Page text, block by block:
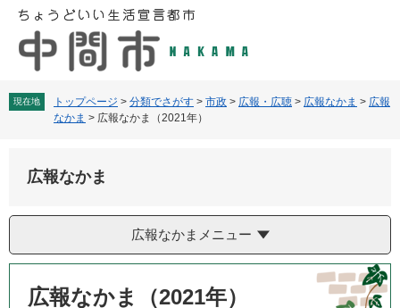
へ
現在地 トップページ > 分類でさがす > 市政 > 広報・広聴 > 広報なかま > 広報
なかま > 広報なかま（2021年）
広報なかま
広報なかまメニュー
広報なかま（2021年）